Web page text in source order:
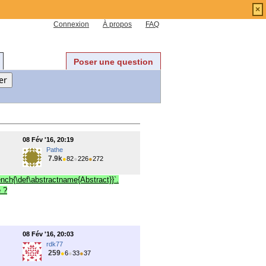
Connexion À propos FAQ
Poser une question
08 Fév '16, 20:19
Pathe
7.9k●82●226●272
?
08 Fév '16, 20:03
rdk77
259●6●33●37
×